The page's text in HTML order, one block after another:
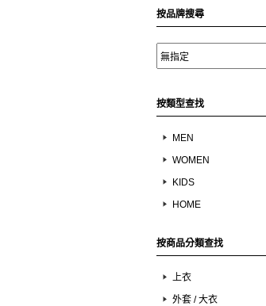
按品牌搜尋
按類型查找
MEN
WOMEN
KIDS
HOME
按商品分類查找
上衣
外套 / 大衣